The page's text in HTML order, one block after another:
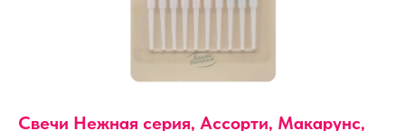
Свечи Нежная серия, Ассорти, Макарунс,